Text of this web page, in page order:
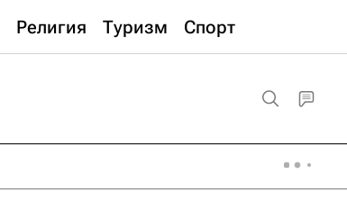
Религия Туризм Спорт